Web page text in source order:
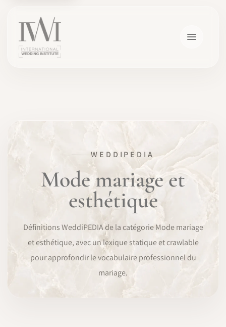
LOGICIEL
WEDDIPEDIA
Mode mariage et
esthétique
Définitions WeddiPEDIA de la catégorie Mode mariage
et esthétique, avec un lexique statique et crawlable
pour approfondir le vocabulaire professionnel du
mariage.